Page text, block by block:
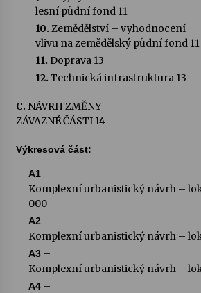
lesní půdní fond 11
10. Zemědělství – vyhodnocení
vlivu na zemědělský půdní fond 11
11. Doprava 13
12. Technická infrastruktura 13
C. NÁVRH ZMĚNY
ZÁVAZNÉ ČÁSTI 14
Výkresová část:
A1 –
Komplexní urbanistický návrh –
000
A2 –
Komplexní urbanistický návrh –
A3 –
Komplexní urbanistický návrh –
A4 –